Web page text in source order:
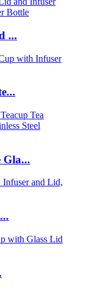
...
Gla...